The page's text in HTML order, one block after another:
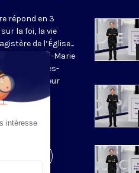
répond en 3
la foi, la vie
de l’Église...
Charles-Marie
et Charles-
proposent leur